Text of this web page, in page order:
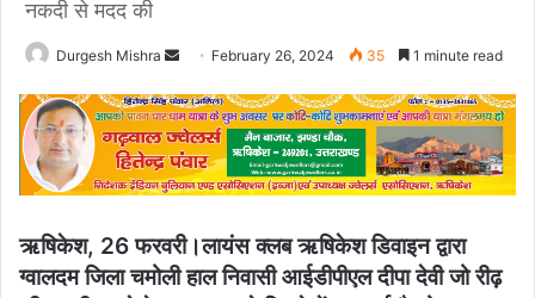
नकदी से मदद की
Durgesh Mishra
Send
email
February 26, 2024 35 1 minute read
ऋषिकेश, 26 फरवरी।लायंस क्लब ऋषिकेश डिवाइन द्वारा
ग्वालदम जिला चमोली हाल निवासी आईडीपीएल दीपा देवी जो रीढ़